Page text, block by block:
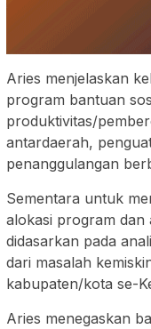
Aries menjelaskan
program bantuan
produktivitas/
antardaerah,
penanggulangan
Sementara untuk
alokasi program
didasarkan pada
dari masalah
kabupaten/kota se-
Aries menegaskan